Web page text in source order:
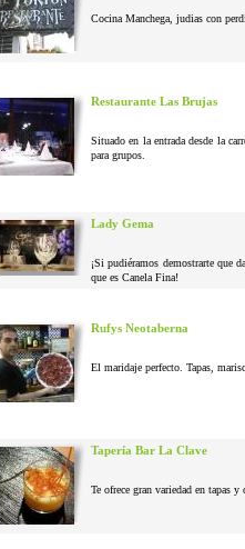
Cocina Manchega, judias con
Restaurante Las Brujas
Situado en la entrada desde la
para grupos.
Lady Gema
¡Si pudiéramos demostrarte que
que es Canela Fina!
Rufys Neotaberna
El maridaje perfecto. Tapas,
Tapería Bar La Clave
Te ofrece gran variedad en tapas